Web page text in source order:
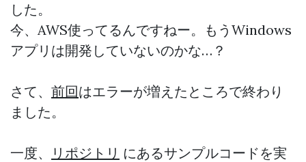
した。
今、AWS使ってるんですねー。もうWindows
アプリは開発していないのかな…？
さて、 前回はエラーが増えたところで終わり
ました。
一度、 リポジトリ にあるサンプルコードを実